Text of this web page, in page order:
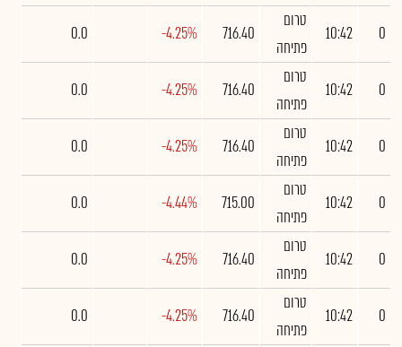
0
10:42
טרום
פתיחה
716.40
-4.25%
0.0
0
10:42
טרום
פתיחה
716.40
-4.25%
0.0
0
10:42
טרום
פתיחה
716.40
-4.25%
0.0
0
10:42
טרום
פתיחה
715.00
-4.44%
0.0
0
10:42
טרום
פתיחה
716.40
-4.25%
0.0
0
10:42
טרום
פתיחה
716.40
-4.25%
0.0